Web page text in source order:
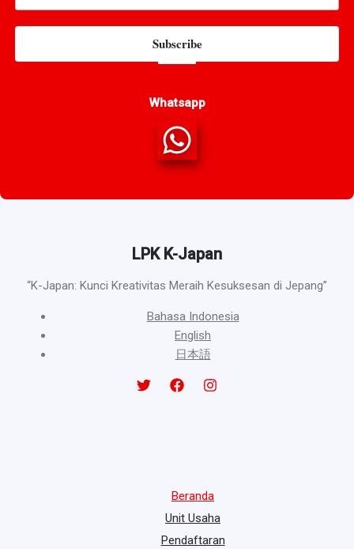
Subscribe
Whatsapp
LPK K-Japan
“K-Japan: Kunci Kreativitas Meraih Kesuksesan di Jepang”
Bahasa Indonesia
English
日本語
Beranda
Unit Usaha
Pendaftaran